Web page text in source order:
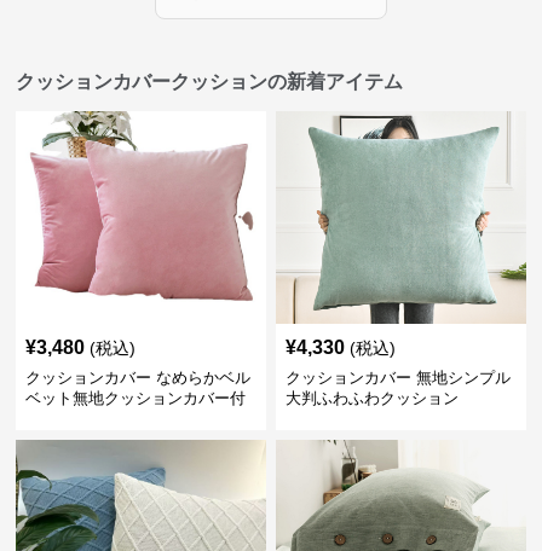
クッションカバークッションの新着アイテム
¥3,480 (税込)
クッションカバー なめらかベル
ベット無地クッションカバー付
¥4,330 (税込)
クッションカバー 無地シンプル
大判ふわふわクッション